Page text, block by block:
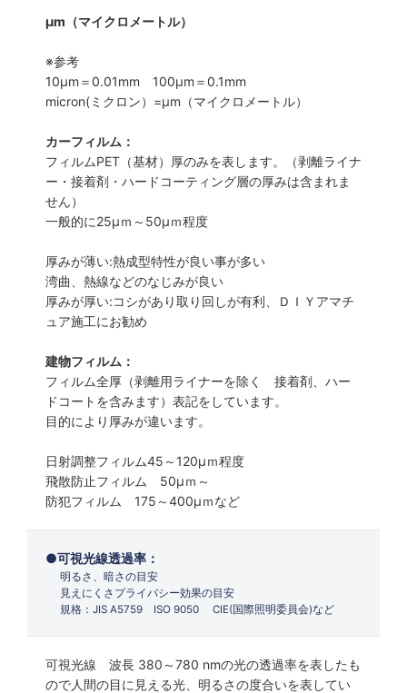
μm（マイクロメートル）
※参考
10μm＝0.01mm 100μm＝0.1mm
micron(ミクロン）=µm（マイクロメートル）
カーフィルム：
フィルムPET（基材）厚のみを表します。（剥離ライナ
ー・接着剤・ハードコーティング層の厚みは含まれま
せん）
一般的に25µｍ～50µｍ程度
厚みが薄い:熱成型特性が良い事が多い
湾曲、熱線などのなじみが良い
厚みが厚い:コシがあり取り回しが有利、ＤＩＹアマチ
ュア施工にお勧め
建物フィルム：
フィルム全厚（剥離用ライナーを除く 接着剤、ハー
ドコートを含みます）表記をしています。
目的により厚みが違います。
日射調整フィルム45～120µｍ程度
飛散防止フィルム 50µｍ～
防犯フィルム 175～400µｍなど
可視光線透過率：
明るさ、暗さの目安
見えにくさプライバシー効果の目安
規格：JIS A5759 ISO 9050 CIE(国際照明委員会)など
可視光線 波長 380～780 nmの光の透過率を表したも
ので人間の目に見える光、明るさの度合いを表してい